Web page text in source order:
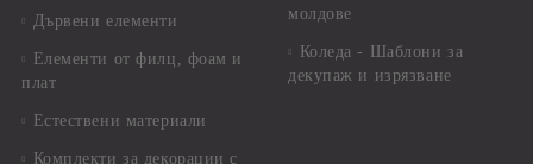
Дървени елементи
Елементи от филц, фоам и
плат
Естествени материали
Комплекти за декорации с
молдове
Коледа - Шаблони за
декупаж и изрязване